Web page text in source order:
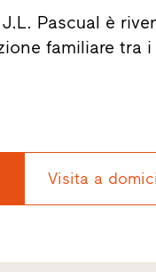
J.L. Pascual è
familiare tra
Visita a